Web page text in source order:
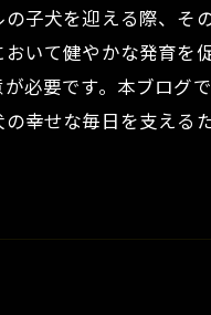
子犬を迎える際、そ
いて健やかな発育を
必要です。本ブログ
幸せな毎日を支える